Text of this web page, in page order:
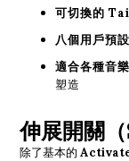
可切換的
八個用戶預
適合各種音
塑造
伸展開關
除了基本的